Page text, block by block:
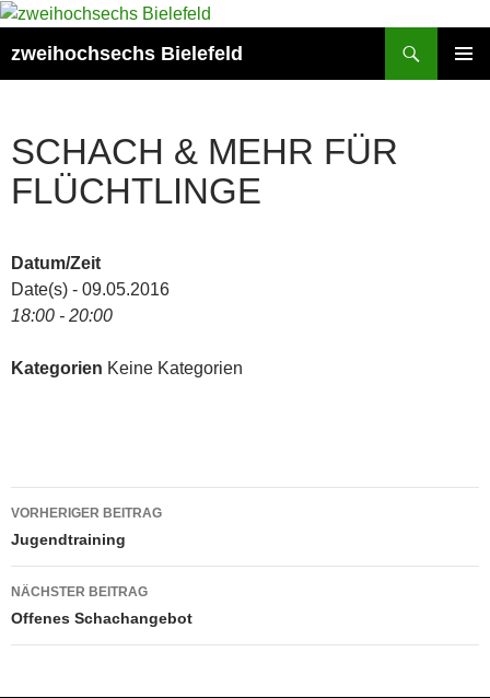
Zum
springen
zweihochsechs Bielefeld
SCHACH & MEHR FÜR
FLÜCHTLINGE
Datum/Zeit
Date(s) - 09.05.2016
18:00 - 20:00
Kategorien Keine Kategorien
Beitragsnavigation
VORHERIGER BEITRAG
Jugendtraining
NÄCHSTER BEITRAG
Offenes Schachangebot